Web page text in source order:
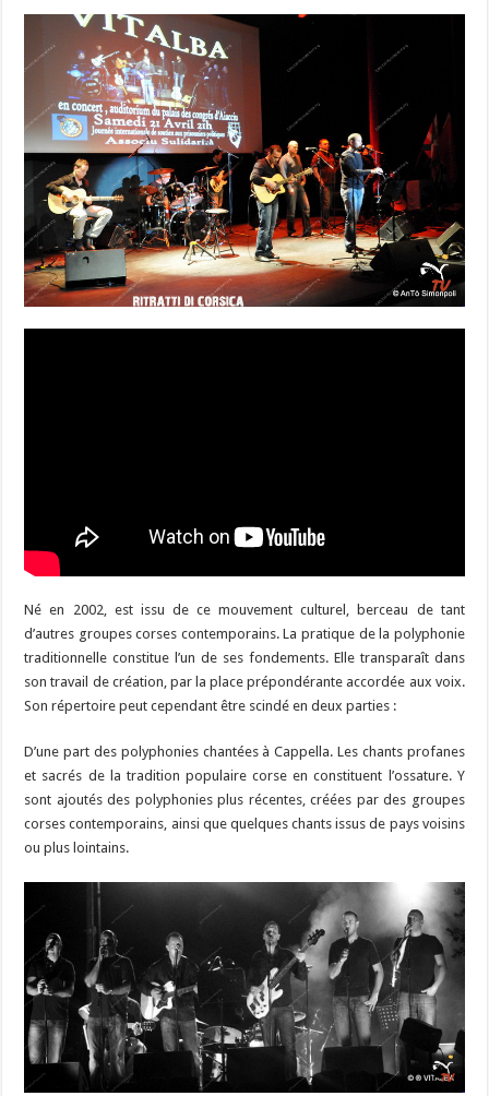
Né en 2002, est issu de ce mouvement culturel, berceau de tant
d’autres groupes corses contemporains. La pratique de la polyphonie
traditionnelle constitue l’un de ses fondements. Elle transparaît dans
son travail de création, par la place prépondérante accordée aux voix.
Son répertoire peut cependant être scindé en deux parties :
D’une part des polyphonies chantées à Cappella. Les chants profanes
et sacrés de la tradition populaire corse en constituent l’ossature. Y
sont ajoutés des polyphonies plus récentes, créées par des groupes
corses contemporains, ainsi que quelques chants issus de pays voisins
ou plus lointains.